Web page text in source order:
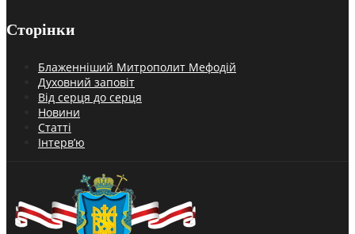
Сторінки
Блаженніший Митрополит Мефодій
Духовний заповіт
Від серця до серця
Новини
Статті
Інтерв’ю